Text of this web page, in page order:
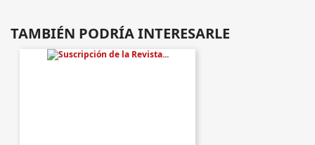
TAMBIÉN PODRÍA INTERESARLE